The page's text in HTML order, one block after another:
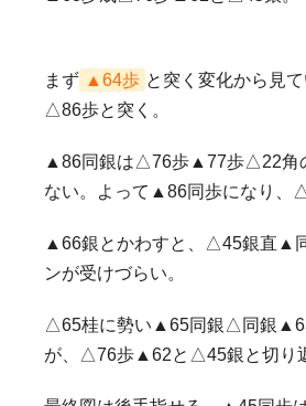
まず ▲64歩 と突く変化から見
△86歩と突く。
▲86同銀は△76歩▲77歩△22角
ない。よって▲86同歩になり、
▲66銀とかわすと、△45銀直▲
ンが受けづらい。
△65桂に勢い▲65同銀△同銀
が、△76歩▲62と△45銀と切り